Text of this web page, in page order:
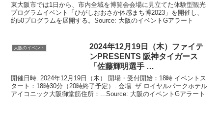
東大阪市では1日から、市内全域を博覧会会場に見立てた体験型観光
プログラムイベント「ひがしおおさか体感まち博2023」を開催し、
約50プログラムを展開する。Source: 大阪のイベントGアラート
大阪のイベント
2024年12月19日（木）ファイテ
ンPRESENTS 阪神タイガース
「佐藤輝明選手 …
開催日時. 2024年12月19日（木） 開場・受付開始：18時 イベントス
タート：18時30分（20時終了予定）. 会場. ザ ロイヤルパークホテル
アイコニック大阪御堂筋住所：...Source: 大阪のイベントGアラート